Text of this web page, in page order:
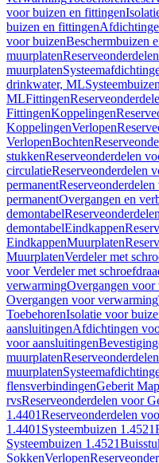
voor buizen en fittingen
buizen en fittingen
voor buizenBeschermbuizen
muurplaten
muurplaten
drinkwater, ML
MLFittingen
FittingenKoppelingen
KoppelingenVerlopen
VerlopenBochten
stukkenReserveonderdelen
circulatieReserveonderdelen
permanent
permanentOvergangen en
demontabel
demontabelEindkappen
EindkappenMuurplaten
MuurplatenVerdeler met
voor Verdeler met
verwarmingOvergangen
Overgangen voor verwarming
ToebehorenIsolatie voor
aansluitingenAfdichtingen
voor aansluitingen
muurplaten
muurplaten
flensverbindingenGeberit
rvsReserveonderdelen voor
1.4401Reserveonderdelen
1.4401 Systeembuizen 1.4521
Systeembuizen 1.4521
SokkenVerlopen